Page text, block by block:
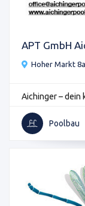
APT GmbH
Hoher Markt
Aichinger – dein
Poolbau